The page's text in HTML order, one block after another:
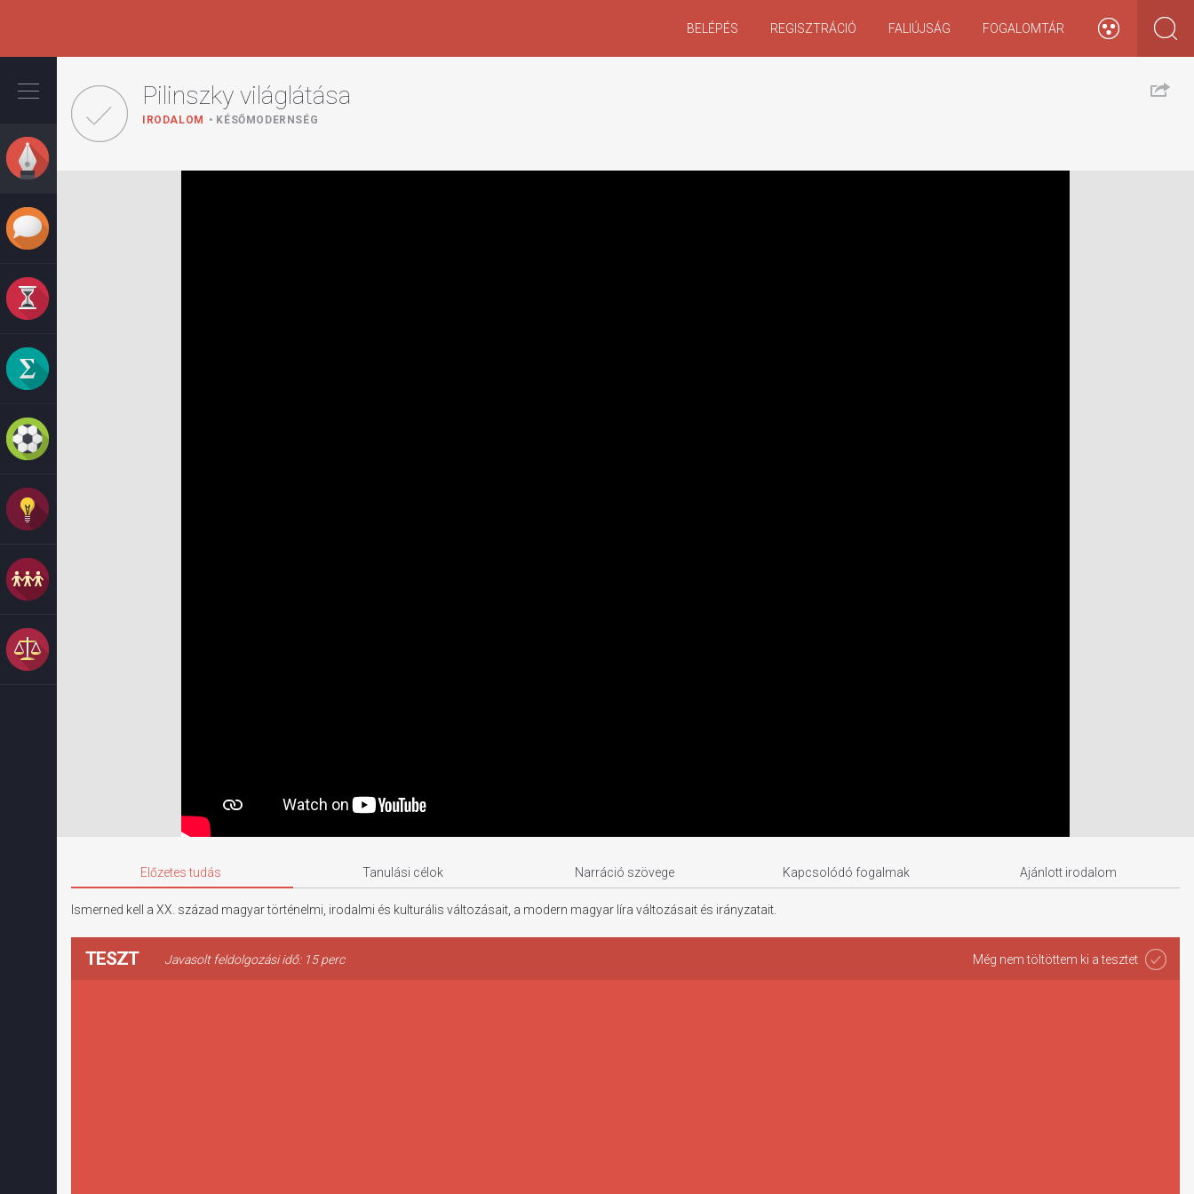
tartalomra
REGISZTRÁCIÓ FALIÚJSÁG FOGALOMTÁR
BELÉPÉS
Pilinszky világlátása
IRODALOM KÉSŐMODERNSÉG
Előzetes tudás Tanulási célok Narráció szövege Kapcsolódó fogalmak Ajánlott irodalom
Ismerned kell a XX. század magyar történelmi, irodalmi és kulturális változásait, a modern magyar líra változásait és irányzatait.
TESZT Javasolt feldolgozási idő: 15 perc Még nem töltöttem ki a tesztet